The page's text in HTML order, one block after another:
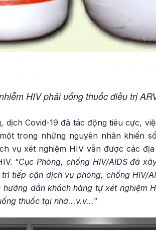
HIV phải uống thuốc điều trị
dịch Covid-19 đã tác động tiêu cực,
trong những nguyên nhân khiến
vụ xét nghiệm HIV vẫn được các
“Cục Phòng, chống HIV/AIDS đã
tiếp cận dịch vụ phòng, chống HIV/
dẫn khách hàng tự xét nghiệm
thuốc tại nhà...v.v...”